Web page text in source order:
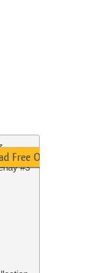
#3
Free Overlay